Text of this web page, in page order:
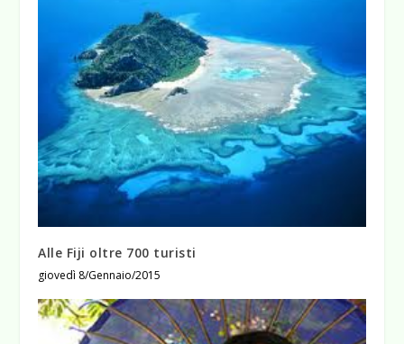
Alle Fiji oltre 700 turisti
giovedì 8/Gennaio/2015